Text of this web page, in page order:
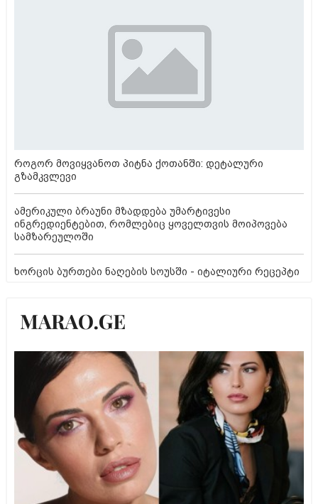
როგორ მოვიყვანოთ პიტნა ქოთანში: დეტალური
გზამკვლევი
ამერიკული ბრაუნი მზადდება უმარტივესი
ინგრედიენტებით, რომლებიც ყოველთვის მოიპოვება
სამზარეულოში
ხორცის ბურთები ნაღების სოუსში - იტალიური რეცეპტი